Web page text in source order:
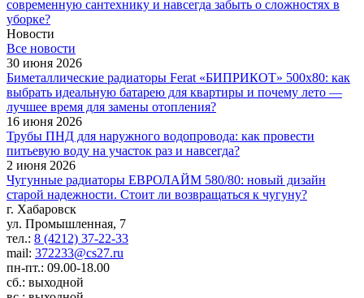
современную сантехнику и навсегда забыть о сложностях в
уборке?
Новости
Все новости
30 июня 2026
Биметаллические радиаторы Ferat «БИПРИКОТ» 500x80: как
выбрать идеальную батарею для квартиры и почему лето —
лучшее время для замены отопления?
16 июня 2026
Трубы ПНД для наружного водопровода: как провести
питьевую воду на участок раз и навсегда?
2 июня 2026
Чугунные радиаторы ЕВРОЛАЙМ 580/80: новый дизайн
старой надежности. Стоит ли возвращаться к чугуну?
г. Хабаровск
ул. Промышленная, 7
тел.: 8 (4212) 37-22-33
mail: 372233@cs27.ru
пн-пт.: 09.00-18.00
сб.: выходной